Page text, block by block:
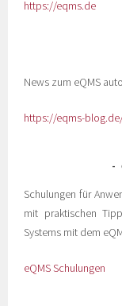
https://eqms.de
News zum eQMS
https://eqms-
Schulungen für
mit praktischen
Systems mit dem
eQMS Schulungen